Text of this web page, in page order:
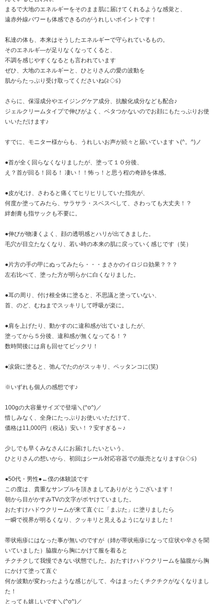
まるで大地のエネルギーをそのまま肌に届けてくれるような感覚と、
遠赤外線パワーも体感できるのがうれしいポイントです！
私達の体も、本来はそうしたエネルギーで守られているもの。
そのエネルギ―が足りなくなってくると、
不調を感じやすくなるとも言われています
ぜひ、大地のエネルギーと、ひとりさんの愛の波動を
肌からたっぷり受け取ってくださいね(≧◇≦)
さらに、保湿成分やエイジングケア成分、抗酸化成分なども配合♪
ジェルクリームタイプで伸びがよく、ベタつかないのでお顔にもたっぷりお使
いいただけます♪
すでに、モニター様からも、うれしいお声が続々と届いていますヽ(^。^)ノ
●首が全く回らなくなりましたが、塗って１０分後、
え？首が回る！回る！ 凄い！！怖っ！と思う程の奇跡を体感。
●皮がむけ、さわると痛くてヒリヒリしていた指先が、
何度か塗ってみたら、サラサラ・スベスベして、さわっても大丈夫！？
絆創膏も指サックも不要に。
●伸びが物凄くよく、顔の透明感とハリが出てきました。
毛穴が目立たなくなり、若い時の本来の肌に戻っていく感じです（笑）
●片方の手の甲にぬってみたら・・・まさかのイロジロ効果？？？
左右比べて、塗った方が明らかに白くなりました。
●耳の周り、付け根全体に塗ると、不思議と塗っていない、
首、のど、むねまでスッキリして呼吸が楽に。
●肩を上げたり、動かすのに違和感が出ていましたが、
塗ってから５分後、違和感が無くなってる！？
数時間後には肩も回せてビックリ！
●涙袋に塗ると、弛んでたのがスッキリ、ペッタンコに(笑)
※いずれも個人の感想です♪
100gの大容量サイズで登場＼(^o^)／
惜しみなく、全身にたっぷりお使いいただけて、
価格は11,000円（税込）安い！？安すぎる～♪
少しでも早くみなさんにお届けしたいという、
ひとりさんの想いから、初回はシール対応容器での販売となります(≧◇≦)
●50代・男性●←僕の体験談です
この度は、貴重なサンプルを頂きましてありがとうございます！
朝から目がかすみTVの文字がボヤけていました。
おたすけハドウクリームが来て直ぐに「まぶた」に塗りましたら
一瞬で視界が明るくなり、クッキリと見えるようになりました！
帯状疱疹にはなった事が無いのですが（姉が帯状疱疹になって症状や辛さを聞
いていました）脇腹から胸にかけて服を着ると
チクチクして我慢できない状態でした。おたすけハドウクリームを脇腹から胸
にかけて塗って直ぐ
何か波動が変わったような感じがして、今はまったくチクチクがなくなりまし
た！
とっても嬉しいです＼(^o^)／